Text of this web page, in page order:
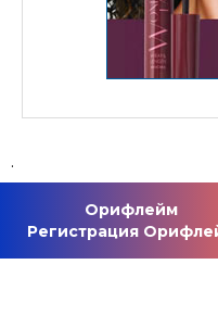
.
Орифлейм
Регистрация